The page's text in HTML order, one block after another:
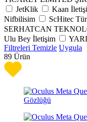
JetKlik
Kaan
Nifbilisim
ScHitec
SERHATCAN
Ulu Bey İletişim
Filtreleri Temizle Uygula
89 Ürün